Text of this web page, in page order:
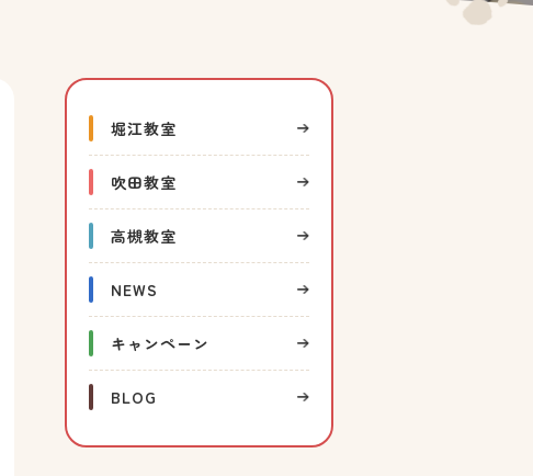
堀江教室
吹田教室
高槻教室
NEWS
キャンペーン
BLOG